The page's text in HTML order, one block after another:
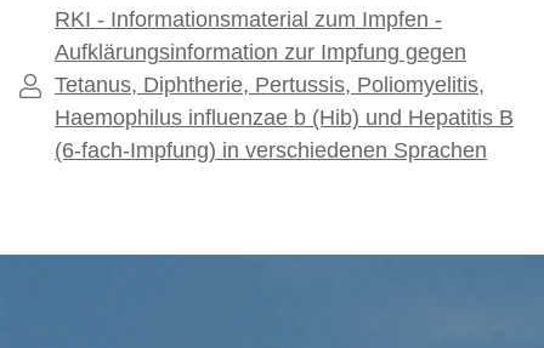
RKI - Informationsmaterial zum Impfen -
Aufklärungsinformation zur Impfung gegen
Tetanus, Diphtherie, Pertussis, Poliomyelitis,
Haemophilus influenzae b (Hib) und Hepatitis B
(6-fach-Impfung) in verschiedenen Sprachen